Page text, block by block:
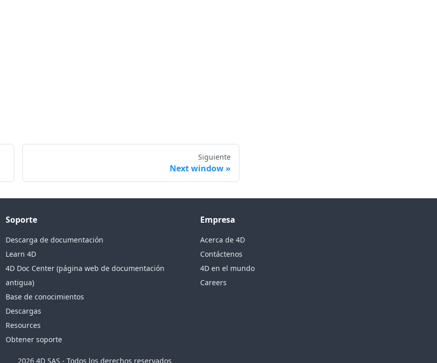
Siguiente
Next window
Soporte
Descarga de documentación
Learn 4D
4D Doc Center (página web de documentación
antigua)
Base de conocimientos
Descargas
Resources
Obtener soporte
Empresa
Acerca de 4D
Contáctenos
4D en el mundo
Careers
2026 4D SAS - Todos los derechos reservados